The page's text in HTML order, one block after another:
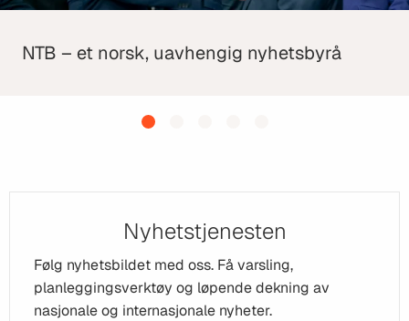
NTB – et norsk, uavhengig nyhetsbyrå
Nyhetstjenesten
Følg nyhetsbildet med oss. Få varsling,
planleggingsverktøy og løpende dekning av
nasjonale og internasjonale nyheter.